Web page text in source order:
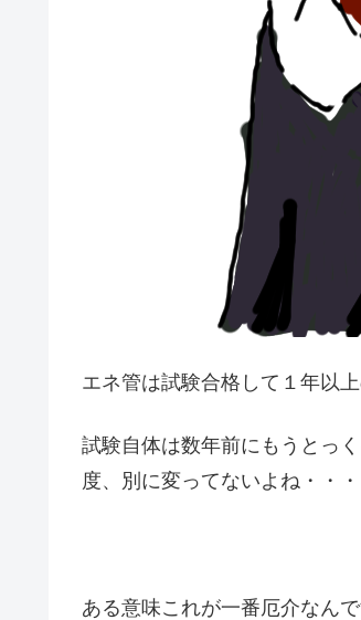
エネ管は試験合格して１年以
試験自体は数年前にもうとっ
度、別に変ってないよね・・
ある意味これが一番厄介なん